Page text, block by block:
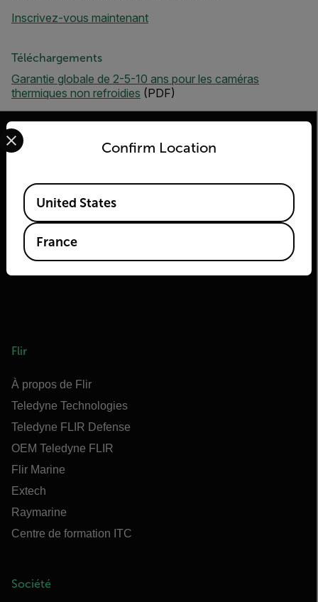
Inscrivez-vous maintenant
Téléchargements
Garantie globale de 2-5-10 ans pour les caméras
thermiques non refroidies (PDF)
2026© Flir Tous droits réservés.
Flir
À propos de Flir
Teledyne Technologies
Teledyne FLIR Defense
OEM Teledyne FLIR
Flir Marine
Extech
Raymarine
Centre de formation ITC
Société
Confirm Location
Select your preferred country and language from the
Available Locations
United States
France